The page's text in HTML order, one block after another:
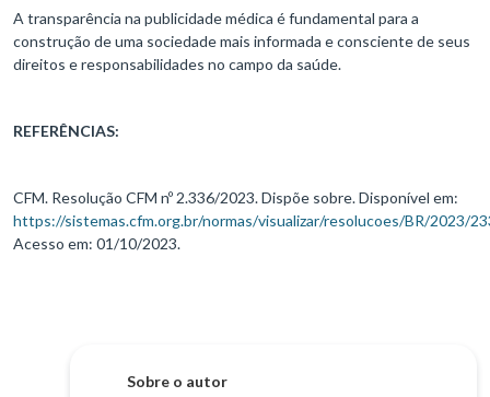
A transparência na publicidade médica é fundamental para a
construção de uma sociedade mais informada e consciente de seus
direitos e responsabilidades no campo da saúde.
REFERÊNCIAS:
CFM. Resolução CFM nº 2.336/2023. Dispõe sobre. Disponível em:
https://sistemas.cfm.org.br/normas/visualizar/resolucoes/BR/2023/
Acesso em: 01/10/2023.
Sobre o autor